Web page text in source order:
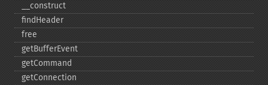
_​_​construct
findHeader
free
getBufferEvent
getCommand
getConnection